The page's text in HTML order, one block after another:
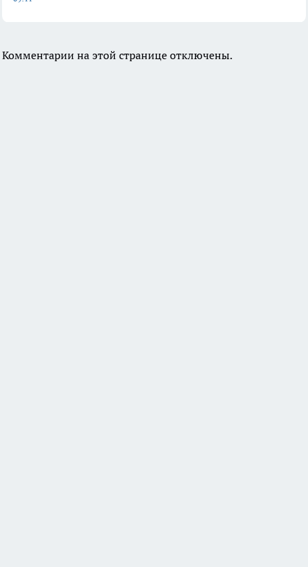
Комментарии на этой странице отключены.